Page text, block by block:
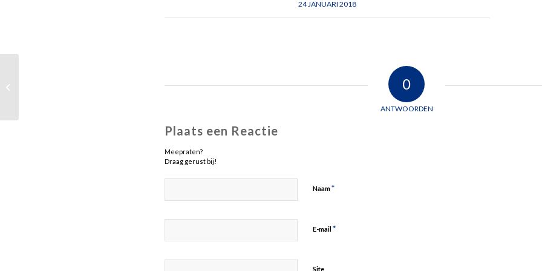
24 JANUARI 2018
0
ANTWOORDEN
Plaats een Reactie
Meepraten?
Draag gerust bij!
Naam*
E-mail *
Site